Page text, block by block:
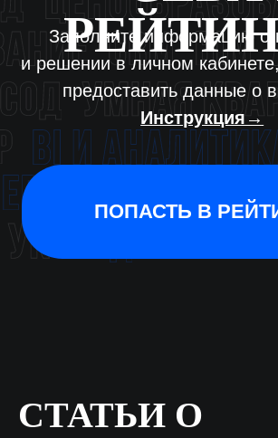
Для включения в рейтинг необходимо заполнить данные в ЛК
и указать актуальные фин показатели за 2025 год. Инструкция →
СТАТЬИ О
главный эксперт проекта